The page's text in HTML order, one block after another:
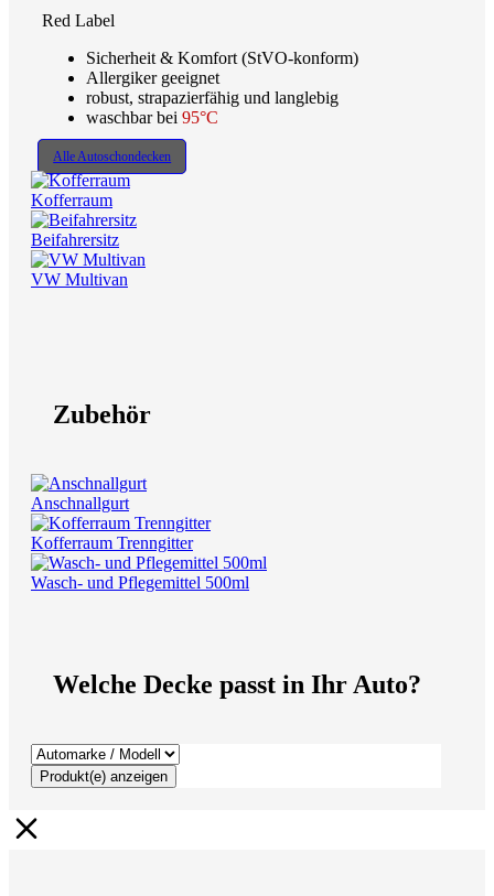
Red Label
Sicherheit & Komfort (StVO-konform)
Allergiker geeignet
robust, strapazierfähig und langlebig
waschbar bei 95°C
Alle Autoschondecken
Kofferraum
Beifahrersitz
VW Multivan
Zubehör
Anschnallgurt
Kofferraum Trenngitter
Wasch- und Pflegemittel 500ml
Welche Decke passt in Ihr Auto?
Produkt(e) anzeigen